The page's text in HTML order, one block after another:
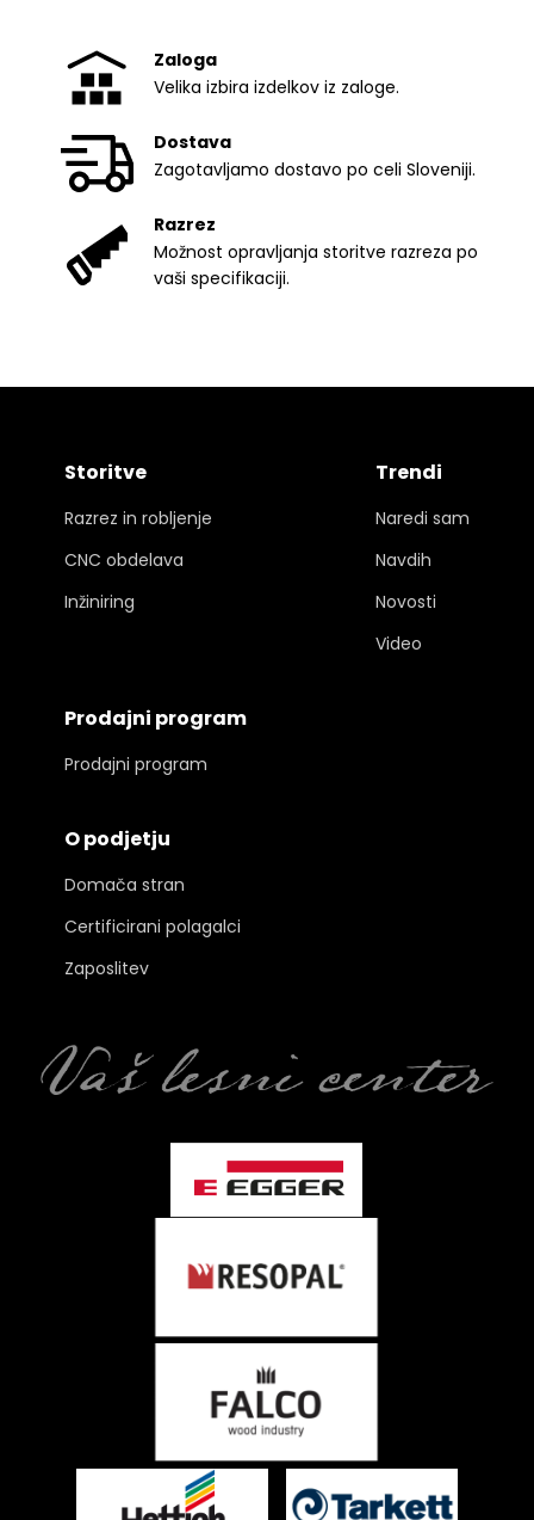
Zaloga
Velika izbira izdelkov iz zaloge.
Dostava
Zagotavljamo dostavo po celi Sloveniji.
Razrez
Možnost opravljanja storitve razreza po
vaši specifikaciji.
Storitve
Razrez in robljenje
CNC obdelava
Inžiniring
Trendi
Naredi sam
Navdih
Novosti
Video
Prodajni program
Prodajni program
O podjetju
Domača stran
Certificirani polagalci
Zaposlitev